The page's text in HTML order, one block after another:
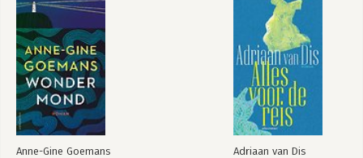
Anne-Gine Goemans Adriaan van Dis